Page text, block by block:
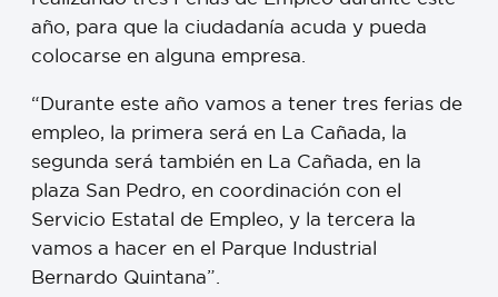
año, para que la ciudadanía acuda y pueda
colocarse en alguna empresa.
“Durante este año vamos a tener tres ferias de
empleo, la primera será en La Cañada, la
segunda será también en La Cañada, en la
plaza San Pedro, en coordinación con el
Servicio Estatal de Empleo, y la tercera la
vamos a hacer en el Parque Industrial
Bernardo Quintana”.